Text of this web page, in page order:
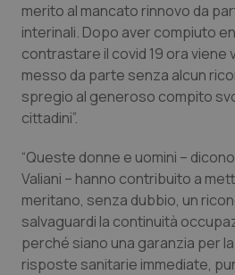
Lombardia
Marche
Molise
Piemonte
Provincia Autonoma di
Provincia Autonoma di
Dolore
Donna & Salute
Epatiti
HIV
Infezioni & Febbre
Ipertensione &
merito al mancato rinnovo da
interinali. Dopo aver compiuto
contrastare il covid 19 ora
messo da parte senza alcun
spregio al generoso compito
cittadini”.
“Queste donne e uomini –
Valiani – hanno contribuito a
meritano, senza dubbio, un
salvaguardi la continuità
perché siano una garanzia per
risposte sanitarie immediate,